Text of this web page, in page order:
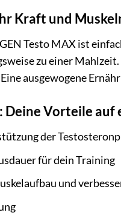
Kraft und
Testo MAX ist
zu einer
ausgewogene
Deine Vorteile auf
der
für dein Training
und